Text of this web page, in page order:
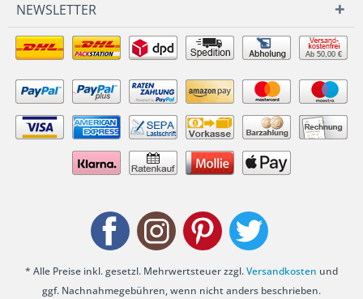
NEWSLETTER
Ab 50,00 €
* Alle Preise inkl. gesetzl. Mehrwertsteuer zzgl.Versandkosten und
ggf. Nachnahmegebühren, wenn nicht anders beschrieben.